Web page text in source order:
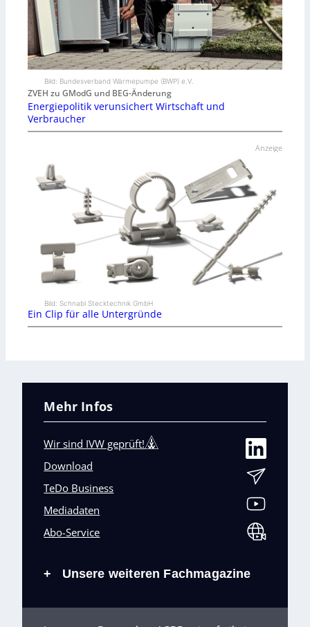
Bild: Bundesverband Wärmepumpe (BWP) e.V.
ZVEH zu GModG und BEG-Änderung
Energiepolitik verunsichert Wirtschaft und
Verbraucher
Anzeige
Bild: Schnabl Stecktechnik GmbH
Ein Clip für alle Untergründe
Mehr Infos
Wir sind IVW geprüft!
Download
TeDo Business
Mediadaten
Abo-Service
+ Unsere weiteren Fachmagazine